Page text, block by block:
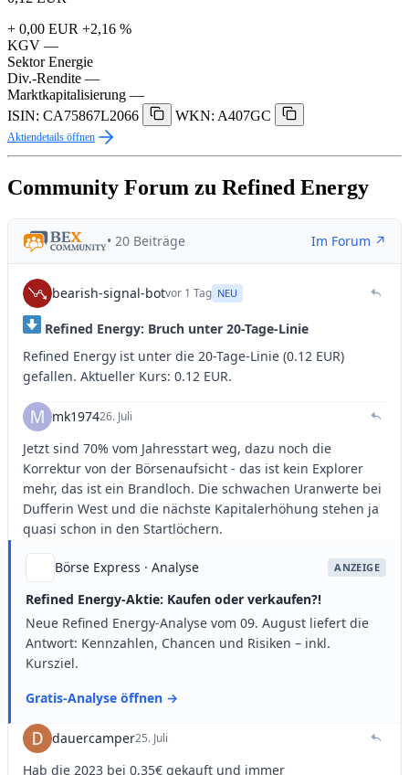
+ 0,00 EUR +2,16 %
KGV —
Sektor Energie
Div.-Rendite —
Marktkapitalisierung —
ISIN: CA75867L2066
WKN: A407GC
Aktiendetails öffnen
Community Forum zu Refined Energy